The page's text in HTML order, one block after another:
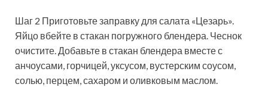
Шаг 2 Приготовьте заправку для салата «Цезарь».
Яйцо вбейте в стакан погружного блендера. Чеснок
очистите. Добавьте в стакан блендера вместе с
анчоусами, горчицей, уксусом, вустерским соусом,
солью, перцем, сахаром и оливковым маслом.